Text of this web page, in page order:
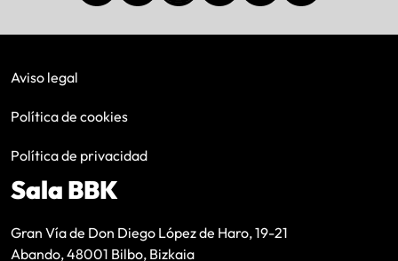
Aviso legal
Política de cookies
Política de privacidad
Sala BBK
Gran Vía de Don Diego López de Haro, 19-21
Abando, 48001 Bilbo, Bizkaia